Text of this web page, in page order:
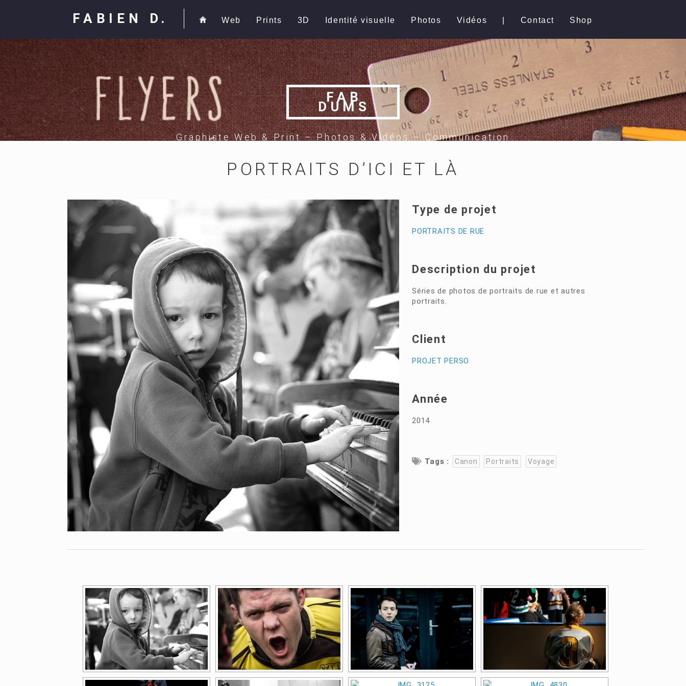
FABIEN D. Web Prints 3D Identité visuelle Photos Vidéos Contact Shop
FAB
DUMS
Graphiste Web & Print – Photos & Vidéos – Communication
PORTRAITS D’ICI ET LÀ
Type de projet
PORTRAITS DE RUE
Description du projet
Séries de photos de portraits de rue et autres
portraits.
Client
PROJET PERSO
Année
2014
Tags : Canon Portraits Voyage